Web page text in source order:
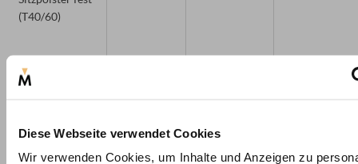
Diese Webseite verwendet Cookies
Wir verwenden Cookies, um Inhalte und Anzeigen zu
(T40/60)